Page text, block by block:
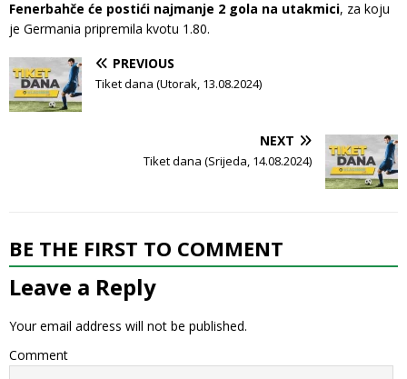
Fenerbahče će postići najmanje 2 gola na utakmici, za koju
je Germania pripremila kvotu 1.80.
PREVIOUS
Tiket dana (Utorak, 13.08.2024)
NEXT
Tiket dana (Srijeda, 14.08.2024)
BE THE FIRST TO COMMENT
Leave a Reply
Your email address will not be published.
Comment